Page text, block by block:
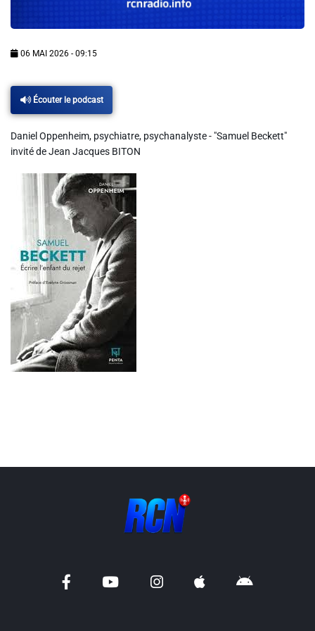
Alerte Méduses 06
Issa Nissa OGC Nice
RCN Soutiens
MEDIAS
Photos
Vidéos / Clips
Ecrire à RCN
Liens utiles
Shabbat Project
Département des Alpes Maritimes
06 MAI 2026 - 09:15
Écouter le podcast
Daniel Oppenheim, psychiatre, psychanalyste - "Samuel Beckett"
invité de Jean Jacques BITON